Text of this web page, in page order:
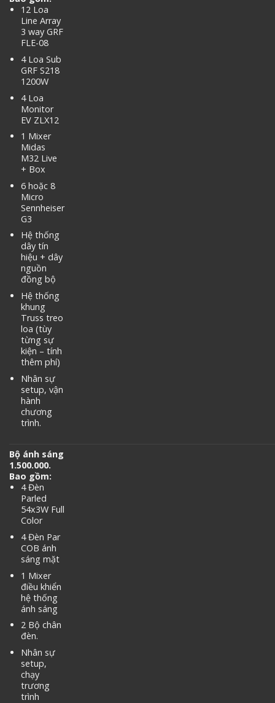
12 Loa
Line Array
3 way GRF
FLE-08
4 Loa Sub
GRF S218
1200W
4 Loa
Monitor
EV ZLX12
1 Mixer
Midas
M32 Live
+ Box
6 hoặc 8
Micro
Sennheiser
G3
Hệ thống
dây tín
hiệu + dây
nguồn
đồng bộ
Hệ thống
khung
Truss treo
loa (tùy
từng sự
kiện – tính
thêm phí)
Nhân sự
setup, vận
hành
chương
trình.
Bộ ánh sáng
1.500.000.
Bao gồm:
4 Đèn
Parled
54x3W Full
Color
4 Đèn Par
COB ánh
sáng mặt
1 Mixer
điều khiển
hệ thống
ánh sáng
2 Bộ chân
đèn.
Nhân sự
setup,
chạy
trương
trình